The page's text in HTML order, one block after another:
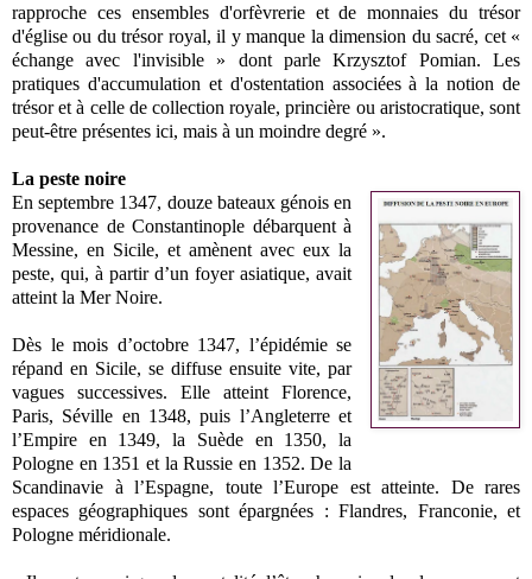
rapproche ces ensembles d'orfèvrerie et de monnaies du trésor
d'église ou du trésor royal, il y manque la dimension du sacré, cet «
échange avec l'invisible » dont parle Krzysztof Pomian. Les
pratiques d'accumulation et d'ostentation associées à la notion de
trésor et à celle de collection royale, princière ou aristocratique, sont
peut-être présentes ici, mais à un moindre degré ».
La peste noire
En septembre 1347, douze bateaux génois en
provenance de Constantinople débarquent à
Messine, en Sicile, et amènent avec eux la
peste, qui, à partir d’un foyer asiatique, avait
atteint la Mer Noire.
Dès le mois d’octobre 1347, l’épidémie se
répand en Sicile, se diffuse ensuite vite, par
vagues successives. Elle atteint Florence,
Paris, Séville en 1348, puis l’Angleterre et
l’Empire en 1349, la Suède en 1350, la
Pologne en 1351 et la Russie en 1352. De la
Scandinavie à l’Espagne, toute l’Europe est atteinte. De rares
espaces géographiques sont épargnées : Flandres, Franconie, et
Pologne méridionale.